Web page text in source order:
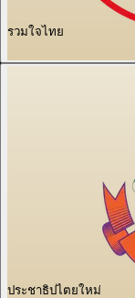
รวมใจไทย
ประชาธิปไตยใหม่